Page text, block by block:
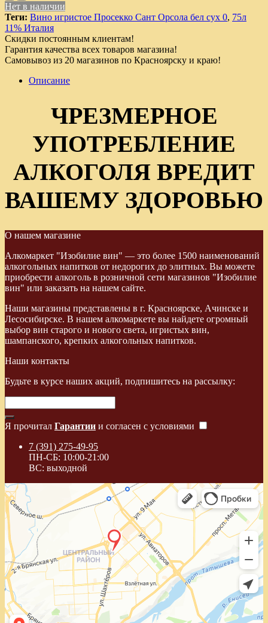
Нет в наличии
Теги: Вино игристое Просекко Сант Орсола бел сух 0, 75л
11% Италия
Скидки постоянным клиентам!
Гарантия качества всех товаров магазина!
Самовывоз из 20 магазинов по Красноярску и краю!
Описание
ЧРЕЗМЕРНОЕ
УПОТРЕБЛЕНИЕ
АЛКОГОЛЯ ВРЕДИТ
ВАШЕМУ ЗДОРОВЬЮ
О нашем магазине
Алкомаркет "Изобилие вин" — это более 1500 наименований
алкогольных напитков от недорогих до элитных. Вы можете
приобрести алкоголь в розничной сети магазинов "Изобилие
вин" или заказать на нашем сайте.
Наши магазины представлены в г. Красноярске, Ачинске и
Лесосибирске. В нашем алкомаркете вы найдете огромный
выбор вин старого и нового света, игристых вин,
шампанского, крепких алкогольных напитков.
Наши контакты
Будьте в курсе наших акций, подпишитесь на рассылку:
Я прочитал Гарантии и согласен с условиями
7 (391) 275-49-95
ПН-СБ: 10:00-21:00
ВС: выходной